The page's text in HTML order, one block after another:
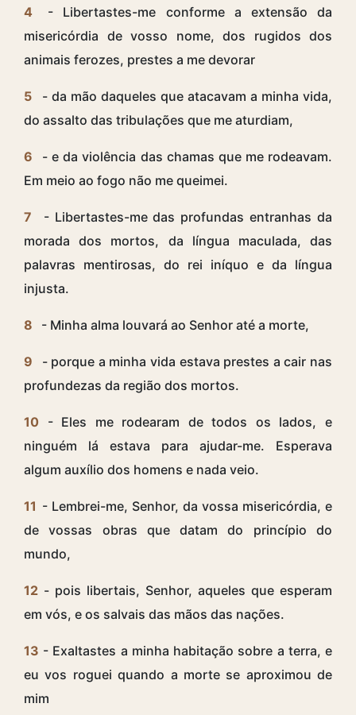
4
- Libertastes-me conforme a extensão da
misericórdia de vosso nome, dos rugidos dos
animais ferozes, prestes a me devorar
5
- da mão daqueles que atacavam a minha vida,
do assalto das tribulações que me aturdiam,
6
- e da violência das chamas que me rodeavam.
Em meio ao fogo não me queimei.
7
- Libertastes-me das profundas entranhas da
morada dos mortos, da língua maculada, das
palavras mentirosas, do rei iníquo e da língua
injusta.
8 - Minha alma louvará ao Senhor até a morte,
9
- porque a minha vida estava prestes a cair nas
profundezas da região dos mortos.
10 - Eles me rodearam de todos os lados, e
ninguém lá estava para ajudar-me. Esperava
algum auxílio dos homens e nada veio.
11 - Lembrei-me, Senhor, da vossa misericórdia, e
de vossas obras que datam do princípio do
mundo,
12 - pois libertais, Senhor, aqueles que esperam
em vós, e os salvais das mãos das nações.
13 - Exaltastes a minha habitação sobre a terra, e
eu vos roguei quando a morte se aproximou de
mim